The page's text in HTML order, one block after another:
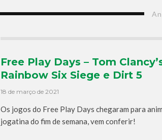
Free Play Days – Tom
Rainbow Six Siege e Dirt 5
18 de março de 2021
Os jogos do Free Play Days chegaram para
jogatina do fim de semana, vem conferir!